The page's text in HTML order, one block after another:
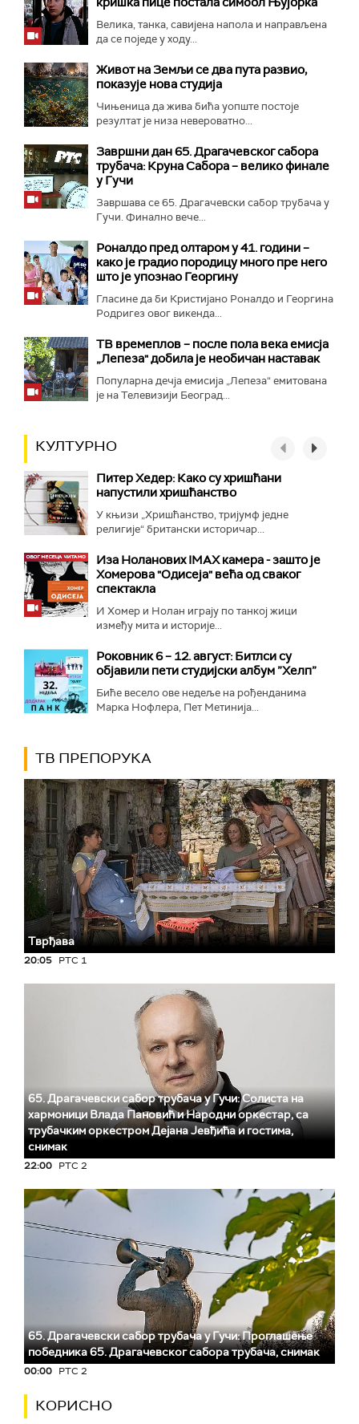
Велика, танка, савијена напола и направљена
да се поједе у ходу...
Живот на Земљи се два пута развио,
показује нова студија
Чињеница да жива бића уопште постоје
резултат је низа невероватно...
Завршни дан 65. Драгачевског сабора
трубача: Круна Сабора – велико финале
у Гучи
Завршава се 65. Драгачевски сабор трубача у
Гучи. Финално вече...
Роналдо пред олтаром у 41. години –
како је градио породицу много пре него
што је упознао Георгину
Гласине да би Кристијано Роналдо и Георгина
Родригез овог викенда...
ТВ времеплов – после пола века емисја
„Лепеза" добила је необичан наставак
Популарна дечја емисија „Лепеза“ емитована
је на Телевизији Београд...
КУЛТУРНО
Питер Хедер: Како су хришћани
напустили хришћанство
У књизи „Хришћанство, тријумф једне
религије“ британски историчар...
Иза Ноланових IMAX камера - зашто је
Хомерова "Одисеја" већа од сваког
спектакла
И Хомер и Нолан играју по танкој жици
између мита и историје...
Роковник 6 – 12. август: Битлси су
објавили пети студијски албум ”Хелп”
Биће весело ове недеље на рођенданима
Марка Нофлера, Пет Метинија...
ТВ ПРЕПОРУКА
Тврђава
20:05 РТС 1
65. Драгачевски сабор трубача у Гучи: Солиста на
хармоници Влада Пановић и Народни оркестар, са
трубачким оркестром Дејана Јевђића и гостима,
снимак
22:00 РТС 2
65. Драгачевски сабор трубача у Гучи: Проглашење
победника 65. Драгачевског сабора трубача, снимак
00:00 РТС 2
КОРИСНО